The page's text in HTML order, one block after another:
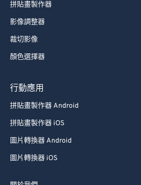
拼貼畫製作器
影像調整器
裁切影像
顏色選擇器
行動應用
拼貼畫製作器 Android
拼貼畫製作器 iOS
圖片轉換器 Android
圖片轉換器 iOS